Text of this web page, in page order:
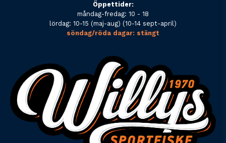
Öppettider:
måndag-fredag: 10 - 18
lördag: 10-15 (maj-aug) (10-14 sept-april)
söndag/röda dagar: stängt